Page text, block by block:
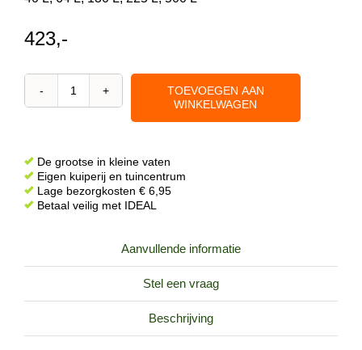
423,-
Tawny
40
liter
met
eiken
TOEVOEGEN AAN
WINKELWAGEN
De grootse in kleine vaten
Eigen kuiperij en tuincentrum
Lage bezorgkosten € 6,95
Betaal veilig met IDEAL
Aanvullende informatie
Stel een vraag
Beschrijving